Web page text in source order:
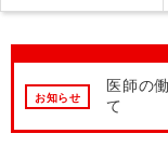
お知らせ
医師の
て